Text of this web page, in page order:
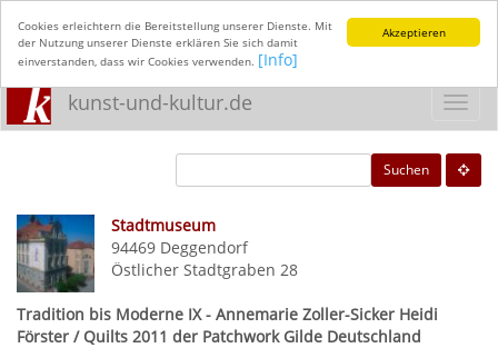
Akzeptieren
Cookies erleichtern die Bereitstellung unserer Dienste. Mit
der Nutzung unserer Dienste erklären Sie sich damit
einverstanden, dass wir Cookies verwenden. [Info]
kunst-und-kultur.de
Suchen
Stadtmuseum
94469 Deggendorf
Östlicher Stadtgraben 28
Tradition bis Moderne IX - Annemarie Zoller-Sicker Heidi
Förster / Quilts 2011 der Patchwork Gilde Deutschland